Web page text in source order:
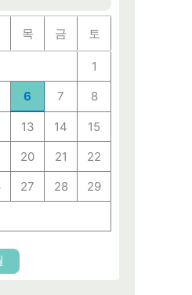
목 금 토
1
6 7 8
13 14
15
20 21
22
27 28
29